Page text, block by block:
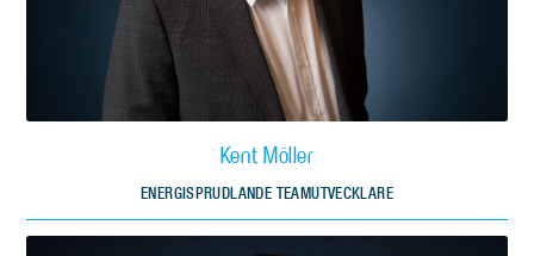
Kent Möller
ENERGISPRUDLANDE TEAMUTVECKLARE